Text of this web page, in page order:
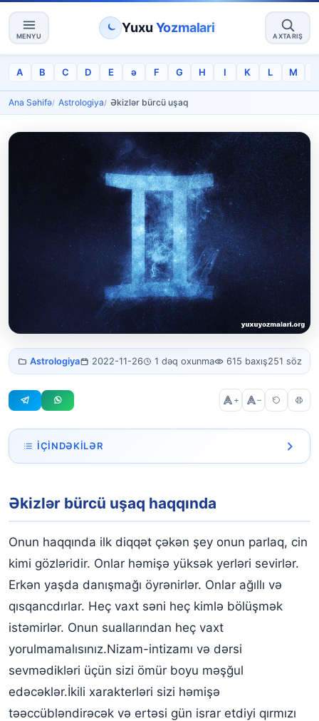
MENYU
Yuxu Yozmalari
AXTARIŞ
A B C D E ə F G H I K L M
Ana Səhifə Astrologiya Əkizlər bürcü uşaq
Əkizlər bürcü
uşaq
Astrologiya 2022-11-26 1 dəq oxunma 615 baxış251 söz
+ –
İÇINDƏKILƏR
Əkizlər bürcü uşaq haqqında
Onun haqqında ilk diqqət çəkən şey onun parlaq, cin
kimi gözləridir. Onlar həmişə yüksək yerləri sevirlər.
Erkən yaşda danışmağı öyrənirlər. Onlar ağıllı və
qısqancdırlar. Heç vaxt səni heç kimlə bölüşmək
istəmirlər. Onun suallarından heç vaxt
yorulmamalısınız.Nizam-intizamı və dərsi
sevmədikləri üçün sizi ömür boyu məşğul
edəcəklər.İkili xarakterləri sizi həmişə
təəccübləndirəcək və ertəsi gün israr etdiyi qırmızı